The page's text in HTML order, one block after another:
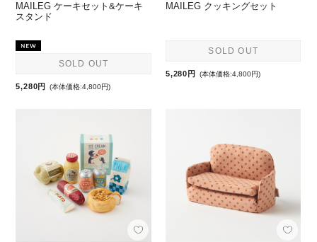
MAILEG ケーキセット&ケーキ
スタンド
SOLD OUT
5,280円 (本体価格:4,800円)
MAILEG クッキングセット
SOLD OUT
5,280円 (本体価格:4,800円)